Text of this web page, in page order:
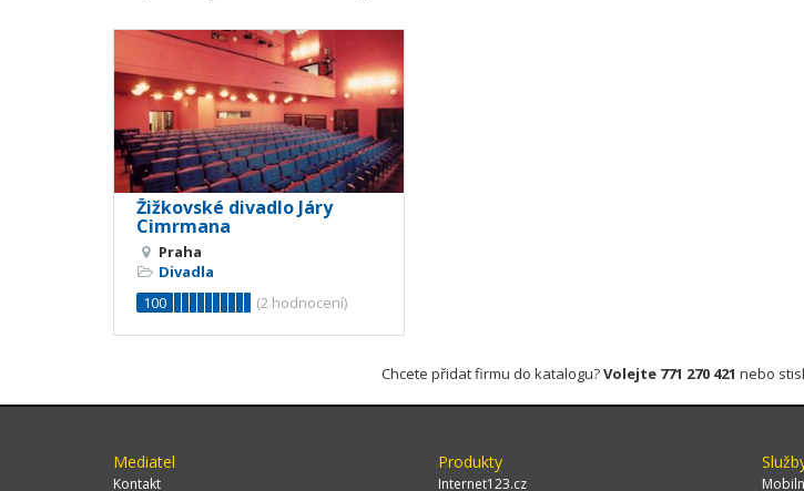
Žižkovské divadlo Járy
Cimrmana
Praha
Divadla
100
(2 hodnocení)
Chcete přidat firmu do katalogu?Volejte 771 270 421 nebo
Mediatel
Kontakt
Produkty
Internet123.cz